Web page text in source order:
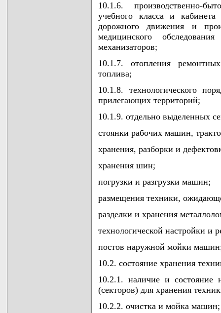
10.1.6. производственно-
учебного класса и кабинета
дорожного движения и
медицинского
механизаторов;
10.1.7. отопления
топлива;
10.1.8. технологического
прилегающих территорий;
10.1.9. отдельно выделенных
стоянки рабочих машин,
хранения, разборки и
хранения шин;
погрузки и разгрузки машин;
размещения техники,
разделки и хранения
технологической настройки и
постов наружной мойки
10.2. состояние хранения
10.2.1. наличие и состояние
(секторов) для хранения
10.2.2. очистка и мойка машин;